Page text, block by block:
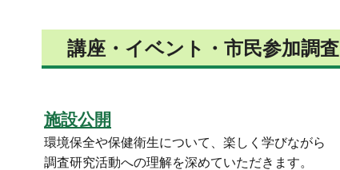
講座・イベント・市民参加調査
施設公開
環境保全や保健衛生について、楽しく学びながら
調査研究活動への理解を深めていただきます。